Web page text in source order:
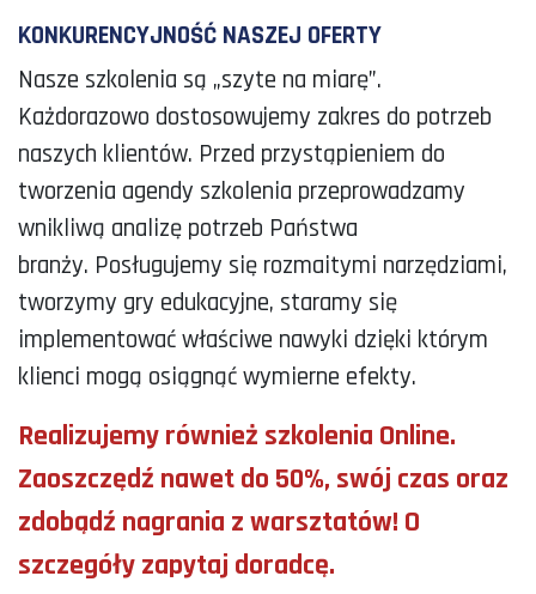
KONKURENCYJNOŚĆ NASZEJ OFERTY
Nasze szkolenia są „szyte na miarę”.
Każdorazowo dostosowujemy zakres do potrzeb
naszych klientów. Przed przystąpieniem do
tworzenia agendy szkolenia przeprowadzamy
wnikliwą analizę potrzeb Państwa
branży. Posługujemy się rozmaitymi narzędziami,
tworzymy gry edukacyjne, staramy się
implementować właściwe nawyki dzięki którym
klienci mogą osiągnąć wymierne efekty.
Realizujemy również szkolenia Online.
Zaoszczędź nawet do 50%, swój czas oraz
zdobądź nagrania z warsztatów! O
szczegóły zapytaj doradcę.